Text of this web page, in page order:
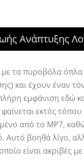
Ανάπτυξης
με τα πυροβόλα
και έχουν έναν
εμφάνιση εδώ
εκτός
από το MP7,
Αυτό βοηθά λίγο,
είναι ακριβές